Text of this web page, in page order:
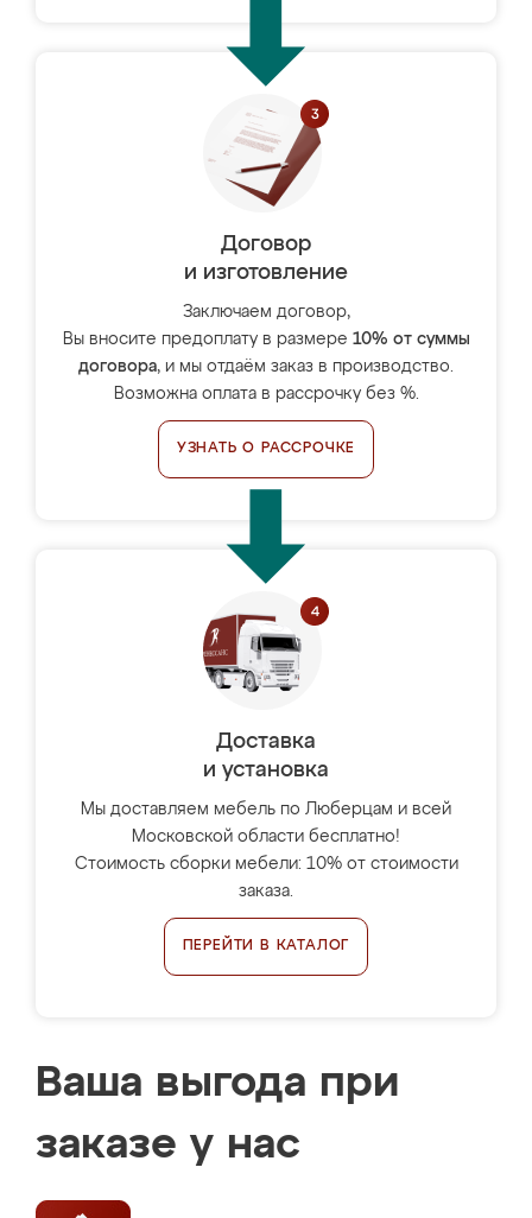
Договор
и изготовление
Заключаем договор,
Вы вносите предоплату в размере 10% от суммы
договора, и мы отдаём заказ в производство.
Возможна оплата в рассрочку без %.
УЗНАТЬ О РАССРОЧКЕ
Доставка
и установка
Мы доставляем мебель по Люберцам и всей
Московской области бесплатно!
Стоимость сборки мебели: 10% от стоимости
заказа.
ПЕРЕЙТИ В КАТАЛОГ
Ваша выгода при
заказе у нас